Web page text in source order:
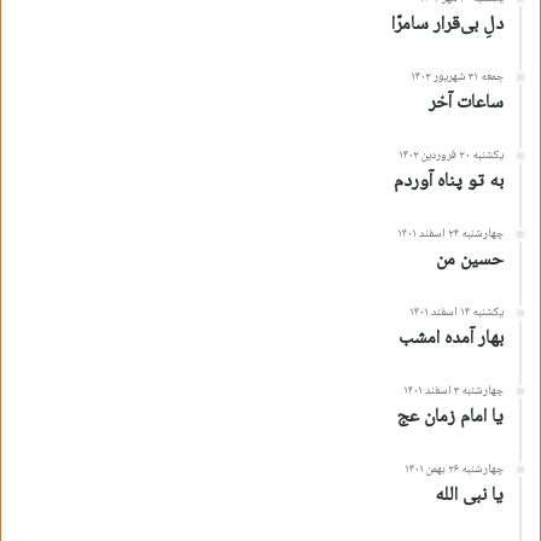
خون حق است که در کرب و بلا قربانی است , در خدا او فانی است , و زسمت
دیده اش راوا کرد ,به سر دست پدر شور و شعف بر پا کرد ,
شکر بود پدر زد بوسه عمه نازش میکرد و ابالفضل دلش غوغا بود ,
همه بنشستند عهد شادی بستند وقت آن بود که کامش بدهند , نامی از عشق به
همه ساکت بودند که حسین بن علی بعد اذان گفت به آوای جلی ,
دلِ بی‌قرار سامرّا
جمعه ۳۱ شهریور ۱۴۰۲
ساعات آخر
یکشنبه ۲۰ فروردین ۱۴۰۲
به تو پناه آوردم
چهارشنبه ۲۴ اسفند ۱۴۰۱
حسین من
یکشنبه ۱۴ اسفند ۱۴۰۱
بهار آمده امشب
چهارشنبه ۳ اسفند ۱۴۰۱
یا امام زمان عج
چهارشنبه ۲۶ بهمن ۱۴۰۱
یا نبی الله